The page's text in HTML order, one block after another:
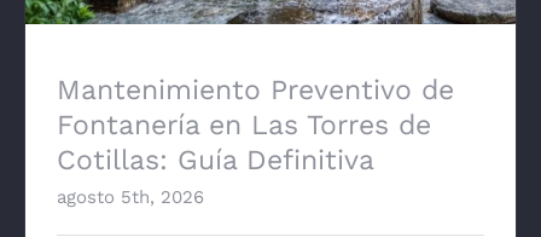
Mantenimiento Preventivo de
Fontanería en Las Torres de
Cotillas: Guía Definitiva
agosto 5th, 2026